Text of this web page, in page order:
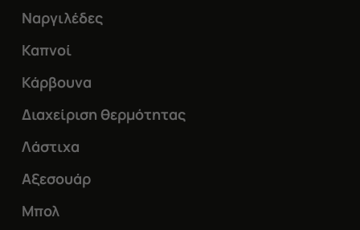
Ναργιλέδες
Καπνοί
Κάρβουνα
Διαχείριση θερμότητας
Λάστιχα
Αξεσουάρ
Μπολ